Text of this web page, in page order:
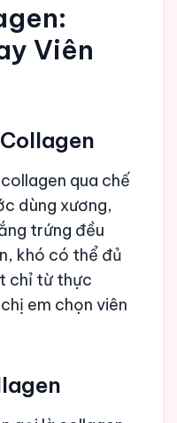
Viên
qua chế
dùng xương,
trứng đều
khó có thể đủ
chỉ từ thực
em chọn viên